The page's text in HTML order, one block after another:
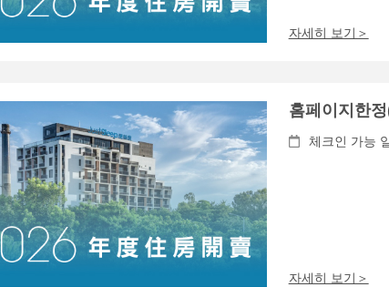
자세히 보기＞
홈페이지한
체크인 가능
자세히 보기＞